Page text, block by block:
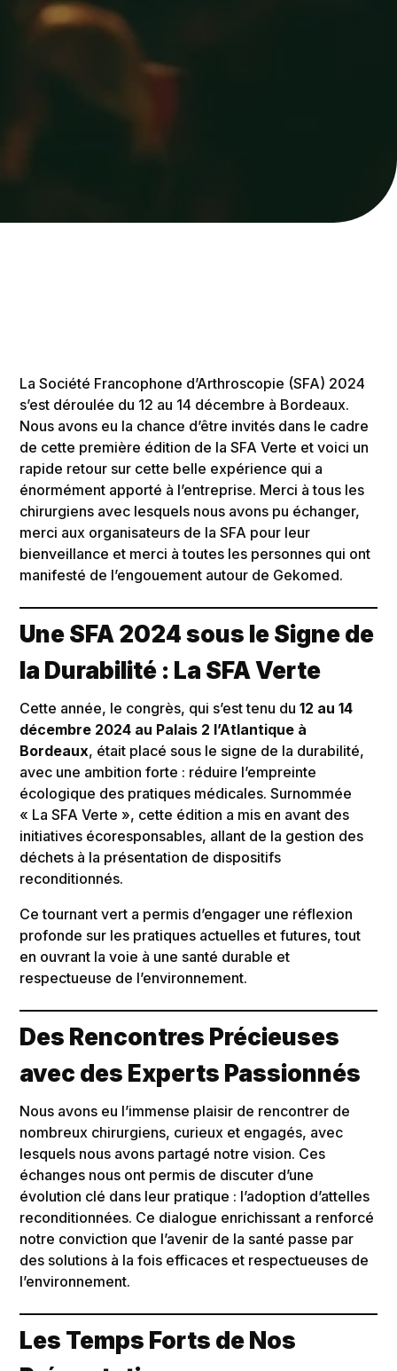
La Société Francophone d’Arthroscopie (SFA) 2024
s’est déroulée du 12 au 14 décembre à Bordeaux.
Nous avons eu la chance d’être invités dans le cadre
de cette première édition de la SFA Verte et voici un
rapide retour sur cette belle expérience qui a
énormément apporté à l’entreprise. Merci à tous les
chirurgiens avec lesquels nous avons pu échanger,
merci aux organisateurs de la SFA pour leur
bienveillance et merci à toutes les personnes qui ont
manifesté de l’engouement autour de Gekomed.
Une SFA 2024 sous le Signe de
la Durabilité : La SFA Verte
Cette année, le congrès, qui s’est tenu du12 au 14
décembre 2024 au Palais 2 l’Atlantique à
Bordeaux, était placé sous le signe de la durabilité,
avec une ambition forte : réduire l’empreinte
écologique des pratiques médicales. Surnommée
« La SFA Verte », cette édition a mis en avant des
initiatives écoresponsables, allant de la gestion des
déchets à la présentation de dispositifs
reconditionnés.
Ce tournant vert a permis d’engager une réflexion
profonde sur les pratiques actuelles et futures, tout
en ouvrant la voie à une santé durable et
respectueuse de l’environnement.
Des Rencontres Précieuses
avec des Experts Passionnés
Nous avons eu l’immense plaisir de rencontrer de
nombreux chirurgiens, curieux et engagés, avec
lesquels nous avons partagé notre vision. Ces
échanges nous ont permis de discuter d’une
évolution clé dans leur pratique : l’adoption d’attelles
reconditionnées. Ce dialogue enrichissant a renforcé
notre conviction que l’avenir de la santé passe par
des solutions à la fois efficaces et respectueuses de
l’environnement.
Les Temps Forts de Nos